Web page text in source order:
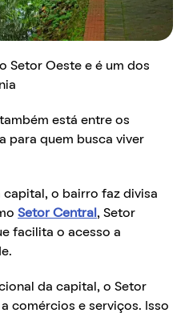
Setor Oeste e é um dos
também está entre os
para quem busca viver
capital, o bairro faz divisa
Setor Central , Setor
facilita o acesso a
da capital, o Setor
comércios e serviços. Isso